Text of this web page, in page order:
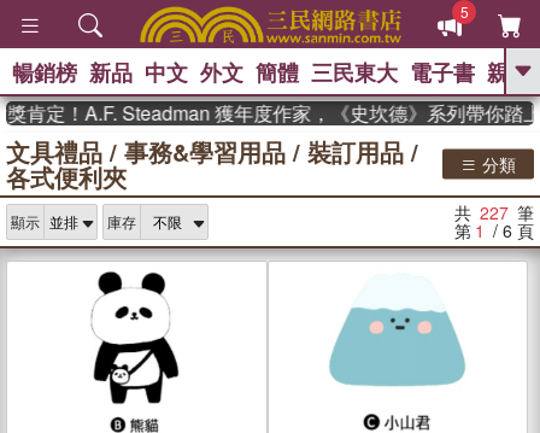
5
GO
熱搜： 東野圭吾 、 高希均教授回憶錄
、 、 、 如果歷
史是一群喵 、 暑期推薦 、 國際布克
台灣的李
登輝時代 、 數學女孩：黎曼猜想 、
暢銷榜 新品 中文 外文 簡體 三民東大 電子書 親子
！A.F. Steadman 獲年度作家，《史坎德》系列帶你踏上熱血
文具禮品 / 事務&學習用品 / 裝訂用品 /
各式便利夾 分類
顯示 庫存 共 227 筆
第 1 / 6 頁